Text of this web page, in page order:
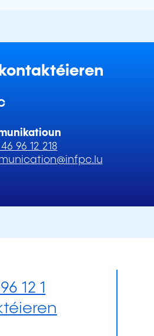
kontaktéieren
96 12 218
12 1